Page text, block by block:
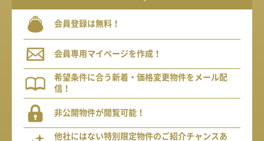
会員登録は無料！
会員専用マイページを作成！
希望条件に合う新着・価格変更物件をメール配
信！
非公開物件が閲覧可能！
他社にはない特別限定物件のご紹介チャンスあ